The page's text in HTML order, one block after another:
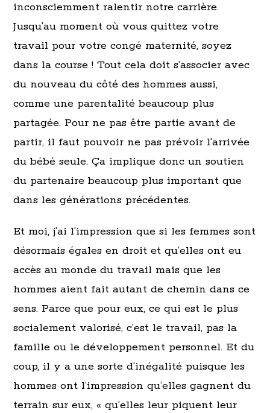
inconsciemment ralentir notre carrière.
Jusqu’au moment où vous quittez votre
travail pour votre congé maternité, soyez
dans la course ! Tout cela doit s’associer avec
du nouveau du côté des hommes aussi,
comme une parentalité beaucoup plus
partagée. Pour ne pas être partie avant de
partir, il faut pouvoir ne pas prévoir l’arrivée
du bébé seule. Ça implique donc un soutien
du partenaire beaucoup plus important que
dans les générations précédentes.
Et moi, j’ai l’impression que si les femmes sont
désormais égales en droit et qu’elles ont eu
accès au monde du travail mais que les
hommes aient fait autant de chemin dans ce
sens. Parce que pour eux, ce qui est le plus
socialement valorisé, c’est le travail, pas la
famille ou le développement personnel. Et du
coup, il y a une sorte d’inégalité puisque les
hommes ont l’impression qu’elles gagnent du
terrain sur eux, « qu’elles leur piquent leur